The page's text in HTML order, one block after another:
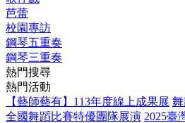
芭蕾
校園專訪
鋼琴五重奏
鋼琴三重奏
熱門搜尋
熱門活動
【藝師藝有】113年度線上成果展
全國舞蹈比賽特優團隊展演 2025臺